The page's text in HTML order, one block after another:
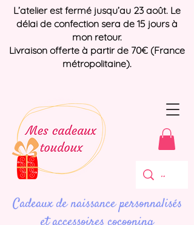
Cadeaux de naissance personnalisés
L’atelier est fermé jusqu’au 23 août. Le
délai de confection sera de 15 jours à
mon retour.
Livraison offerte à partir de 70€ (France
métropolitaine).